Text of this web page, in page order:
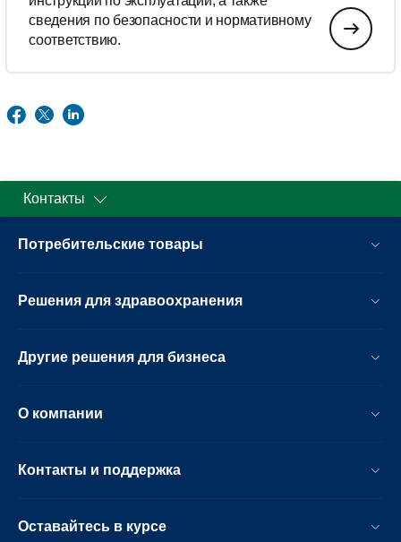
сведения по безопасности и нормативному
соответствию.
Контакты
Потребительские товары
Решения для здравоохранения
Другие решения для бизнеса
О компании
Контакты и поддержка
Оставайтесь в курсе